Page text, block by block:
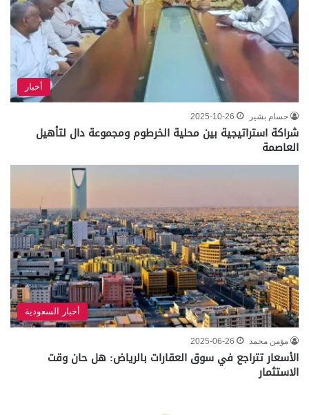
أخبار
حسام بشير 2025-10-26
شراكة استراتيجية بين محلية الخرطوم ومجموعة دال لتأهيل
العاصمة
أخبار السعودية
مؤمن محمد 2025-06-26
الأسعار تتراجع في سوق العقارات بالرياض: هل حان وقت
الاستثمار